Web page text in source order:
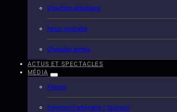
Direction Artistique
Nous rejoindre
Chorales amies
ACTUS ET SPECTACLES
MÉDIA
Presse
Devenez Partenaire / Sponsor